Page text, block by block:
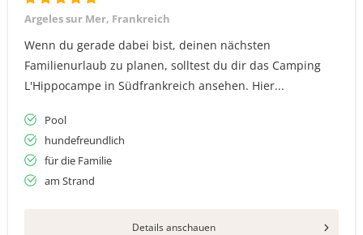
Argeles sur Mer, Frankreich
Wenn du gerade dabei bist, deinen nächsten
Familienurlaub zu planen, solltest du dir das Camping
L'Hippocampe in Südfrankreich ansehen. Hier...
Pool
hundefreundlich
für die Familie
am Strand
Details anschauen